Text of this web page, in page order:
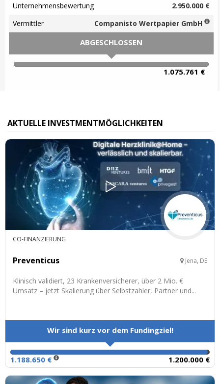
Unternehmensbewertung
2.950.000 €
Vermittler
Companisto Wertpapier GmbH
ABGESCHLOSSEN
100% Complete
1.075.761 €
AKTUELLE INVESTMENTMÖGLICHKEITEN
CO-FINANZIERUNG
Preventicus Jena, DE
Klinisch validiert, 23 Krankenversicherer, über 2 Mio. €
Umsatz – jetzt Skalierung über Selbstzahler, Partner und...
Wir sind kurz vor dem Fundingziel!
1.188.650 € 1.200.000 €